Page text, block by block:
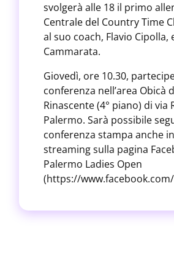
svolgerà alle 18 il primo
Centrale del Country Time
al suo coach, Flavio Cipolla,
Cammarata.
Giovedì, ore 10.30,
conferenza nell’area Obicà
Rinascente (4° piano) di via
Palermo. Sarà possibile
conferenza stampa anche
streaming sulla pagina
Palermo Ladies Open
(https://